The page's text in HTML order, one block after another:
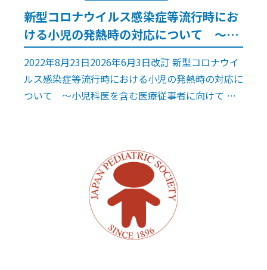
新型コロナウイルス感染症等流行時にお
ける小児の発熱時の対応について ～小
児科医を含む医療従事者に向けて
2022年8月23日2026年6月3日改訂 新型コロナウイ
ルス感染症等流行時における小児の発熱時の対応に
ついて ～小児科医を含む医療従事者に向けて 日